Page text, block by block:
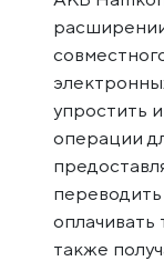
упростить
операции
оплачивать
также